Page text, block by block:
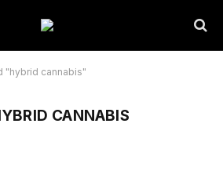
"hybrid cannabis"
CANNABIS